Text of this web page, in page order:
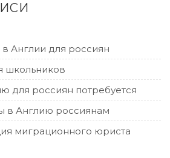
Англии для россиян
школьников
для россиян потребуется
в Англию россиянам
миграционного юриста